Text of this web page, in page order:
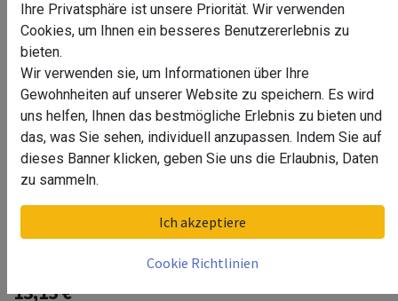
Abdeckkappe, für Handlaufhalter
MOD 0118, MOD 0519, V4A^
13,15€
Ihre Privatsphäre ist unsere Priorität. Wir verwenden
Cookies, um Ihnen ein besseres Benutzererlebnis zu
bieten.
Wir verwenden sie, um Informationen über Ihre
Gewohnheiten auf unserer Website zu speichern. Es wird
uns helfen, Ihnen das bestmögliche Erlebnis zu bieten und
das, was Sie sehen, individuell anzupassen. Indem Sie auf
dieses Banner klicken, geben Sie uns die Erlaubnis, Daten
zu sammeln.
Ich akzeptiere
Cookie Richtlinien